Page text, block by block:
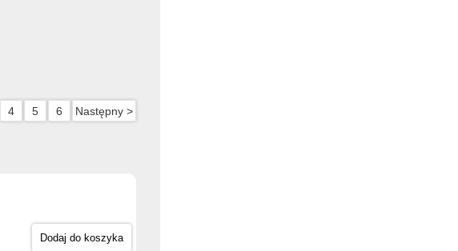
4 5 6 Następny >
Dodaj do koszyka